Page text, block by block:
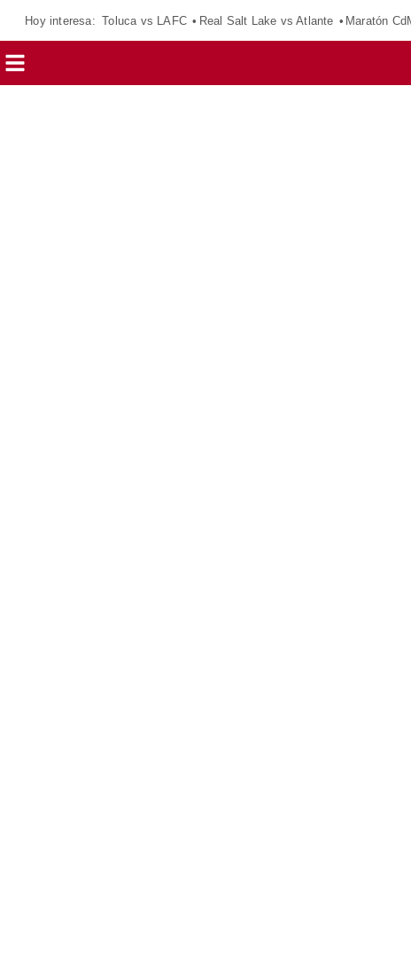
Hoy interesa: Toluca vs LAFC Real Salt Lake vs Atlante Maratón